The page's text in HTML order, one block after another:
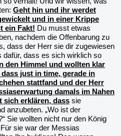
Geht hin und ihr werdet
und in einer Krippe
ein Fakt! Du musst etwas
nachdem die Offenbarung zu
dass der Herr sie dir zugewiesen
dafür, dass es sich wirklich so
den Himmel und wollten klar
just in time, gerade in
stattfand und der Herr
damals im Nahen
sich erklären, dass sie
anzubeten. „Wo ist der
Sie wollten nicht nur den König
sie war der Messias